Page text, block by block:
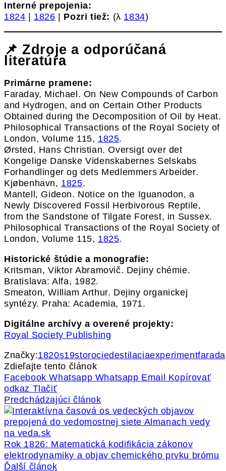
Interné prepojenia:
1824
1826 Pozri tiež: (λ 1834)
📌 Zdroje a odporúčaná
literatúra
Primárne pramene:
Faraday, Michael. On New Compounds of Carbon
and Hydrogen, and on Certain Other Products
Obtained during the Decomposition of Oil by Heat.
Philosophical Transactions of the Royal Society of
London, Volume 115, 1825.
Ørsted, Hans Christian. Oversigt over det
Kongelige Danske Videnskabernes Selskabs
Forhandlinger og dets Medlemmers Arbeider.
Kjøbenhavn, 1825.
Mantell, Gideon. Notice on the Iguanodon, a
Newly Discovered Fossil Herbivorous Reptile,
from the Sandstone of Tilgate Forest, in Sussex.
Philosophical Transactions of the Royal Society of
London, Volume 115, 1825.
Historické štúdie a monografie:
Kritsman, Viktor Abramovič. Dejiny chémie.
Bratislava: Alfa, 1982.
Smeaton, William Arthur. Dejiny organickej
syntézy. Praha: Academia, 1971.
Digitálne archívy a overené projekty:
Royal Society Publishing
Značky:1820s19storociedestilaciaexperiment
Zdieľajte tento článok
Facebook Whatsapp Whatsapp Email
Kopírovať
odkaz Tlačiť
Predchádzajúci článok
Rok 1826: Matematická kodifikácia zákonov
elektrodynamiky a objav chemického prvku brómu
Ďalší článok